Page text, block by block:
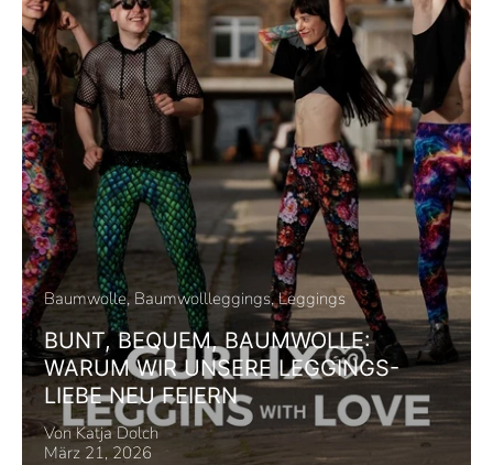
Baumwolle Baumwollleggings Leggings
BUNT, BEQUEM, BAUMWOLLE:
WARUM WIR UNSERE LEGGINGS-
LIEBE NEU FEIERN
Von Katja Dolch
März 21, 2026